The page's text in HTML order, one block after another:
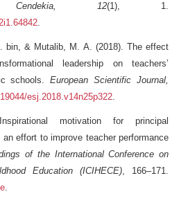
12(1), 1.
.
bin, & Mutalib, M. A. (2018). The effect
leadership on teachers’
schools.European Scientific Journal,
esj.2018.v14n25p322.
motivation for principal
effort to improve teacher performance
of the International Conference on
Education (ICIHECE), 166–171.
.